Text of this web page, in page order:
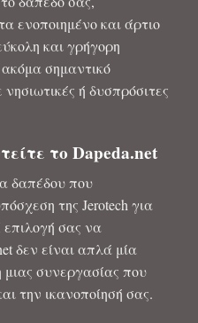
ενοποιημένο και άρτιο
και γρήγορη
σημαντικό
ή δυσπρόσιτες
το Dapeda.net
δαπέδου που
της Jerotech για
επιλογή σας να
δεν είναι απλά μία
συνεργασίας που
την ικανοποίησή σας.